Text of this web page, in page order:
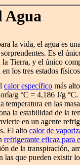
Agua
la vida, el agua es
Es el
la Tierra, y el único
los tres estados
calor específico más
g °C = 4,186 J/g
temperatura en las
la estabilidad de la
en un agente
El alto calor de
refrigerante eficaz para
de la transpiración,
las que pueden existir